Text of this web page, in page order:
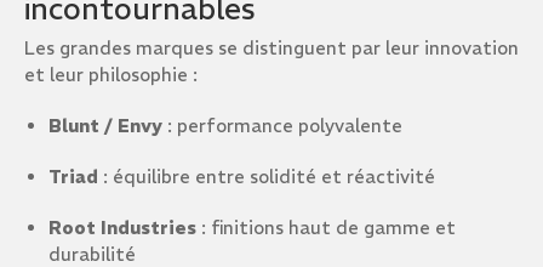
incontournables
Les grandes marques se distinguent par leur innovation
et leur philosophie :
Blunt / Envy : performance polyvalente
Triad : équilibre entre solidité et réactivité
Root Industries : finitions haut de gamme et
durabilité